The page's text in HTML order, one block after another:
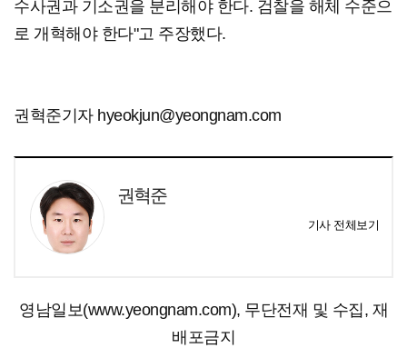
수사권과 기소권을 분리해야 한다. 검찰을 해체 수준으
로 개혁해야 한다"고 주장했다.
권혁준기자 hyeokjun@yeongnam.com
권혁준
기사 전체보기
영남일보(www.yeongnam.com), 무단전재 및 수집, 재
배포금지